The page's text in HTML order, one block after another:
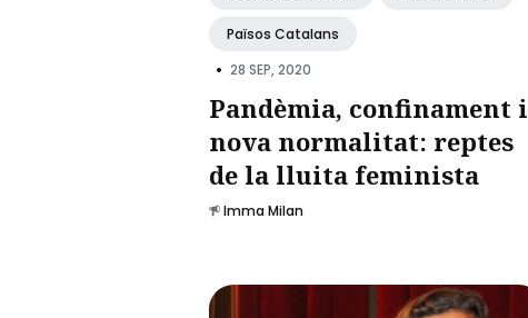
Països Catalans
• 28 SEP, 2020
Pandèmia, confinament i
nova normalitat: reptes
de la lluita feminista
Imma Milan